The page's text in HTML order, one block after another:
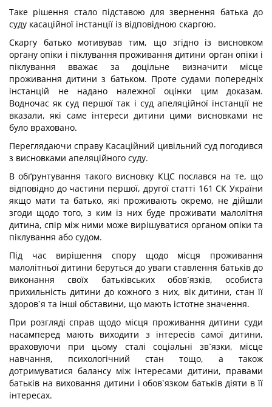
Таке рішення стало підставою для звернення батька до
суду касаційної інстанції із відповідною скаргою.
Скаргу батько мотивував тим, що згідно із висновком
органу опіки і піклування проживання дитини орган опіки і
піклування вважає за доцільне визначити місце
проживання дитини з батьком. Проте судами попередніх
інстанцій не надано належної оцінки цим доказам.
Водночас як суд першої так і суд апеляційної інстанції не
вказали, які саме інтереси дитини цими висновками не
було враховано.
Переглядаючи справу Касаційний цивільний суд погодився
з висновками апеляційного суду.
В обґрунтування такого висновку КЦС послався на те, що
відповідно до частини першої, другої статті 161 СК України
якщо мати та батько, які проживають окремо, не дійшли
згоди щодо того, з ким із них буде проживати малолітня
дитина, спір між ними може вирішуватися органом опіки та
піклування або судом.
Під час вирішення спору щодо місця проживання
малолітньої дитини беруться до уваги ставлення батьків до
виконання своїх батьківських обов`язків, особиста
прихильність дитини до кожного з них, вік дитини, стан її
здоров`я та інші обставини, що мають істотне значення.
При розгляді справ щодо місця проживання дитини суди
насамперед мають виходити з інтересів самої дитини,
враховуючи при цьому сталі соціальні зв`язки, місце
навчання, психологічний стан тощо, а також
дотримуватися балансу між інтересами дитини, правами
батьків на виховання дитини і обов`язком батьків діяти в її
інтересах.